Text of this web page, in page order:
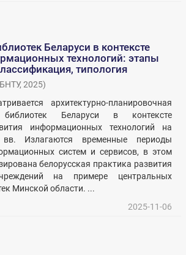
Беларуси в контексте
технологий: этапы
типология
БНТУ,2025)
архитектурно-планировочная
библиотек Беларуси в контексте
информационных технологий на
Излагаются временные периоды
систем и сервисов, в этом
белорусская практика развития
на примере центральных
Минской области. ...
2025-11-06